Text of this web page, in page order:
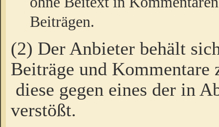
Beiträgen.
(2) Der Anbieter behält
Beiträge und Kommentare
diese gegen eines der in
verstößt.